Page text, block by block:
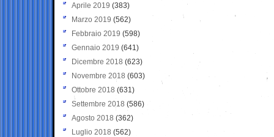
Aprile 2019 (383)
Marzo 2019 (562)
Febbraio 2019 (598)
Gennaio 2019 (641)
Dicembre 2018 (623)
Novembre 2018 (603)
Ottobre 2018 (631)
Settembre 2018 (586)
Agosto 2018 (362)
Luglio 2018 (562)